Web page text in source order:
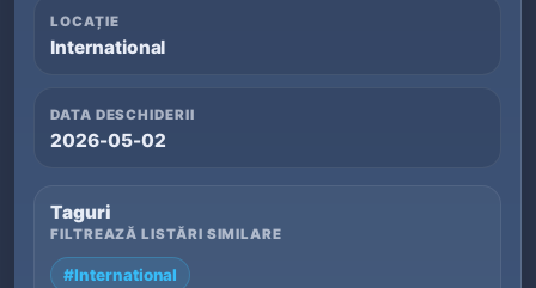
LOCAȚIE
International
DATA DESCHIDERII
2026-05-02
Taguri
FILTREAZĂ LISTĂRI SIMILARE
#International